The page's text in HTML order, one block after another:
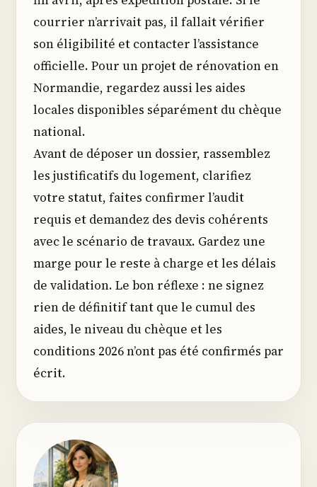
courrier n’arrivait pas, il fallait vérifier
son éligibilité et contacter l’assistance
officielle. Pour un projet de rénovation en
Normandie, regardez aussi les aides
locales disponibles séparément du chèque
national.
Avant de déposer un dossier, rassemblez
les justificatifs du logement, clarifiez
votre statut, faites confirmer l’audit
requis et demandez des devis cohérents
avec le scénario de travaux. Gardez une
marge pour le reste à charge et les délais
de validation. Le bon réflexe : ne signez
rien de définitif tant que le cumul des
aides, le niveau du chèque et les
conditions 2026 n’ont pas été confirmés par
écrit.